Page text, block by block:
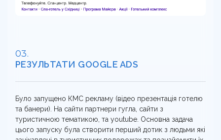
РЕЗУЛЬТАТИ GOOGLE ADS
Було запущено КМС рекламу (відео презентація готелю
та банери). На сайти партнери гугла, сайти з
туристичною тематикою, та youtube. Основна задача
цього запуску була створити перший дотик з людьми які